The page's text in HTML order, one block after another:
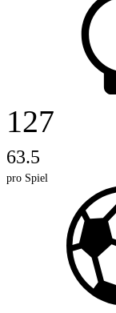
127
63.5
pro Spiel